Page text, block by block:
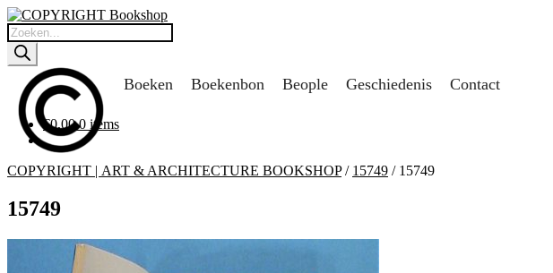
Ga
door
naar
navigatie
Ga
naar
de
inhoud
Producten
zoeken
Boeken Boekenbon Beople Geschiedenis Contact
€0,00 0 items
COPYRIGHT | ART & ARCHITECTURE BOOKSHOP/ 15749 / 15749
15749